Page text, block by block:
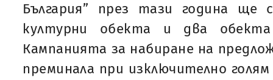
България” през тази година
културни обекта и два
Кампанията за набиране на
преминала при изключително